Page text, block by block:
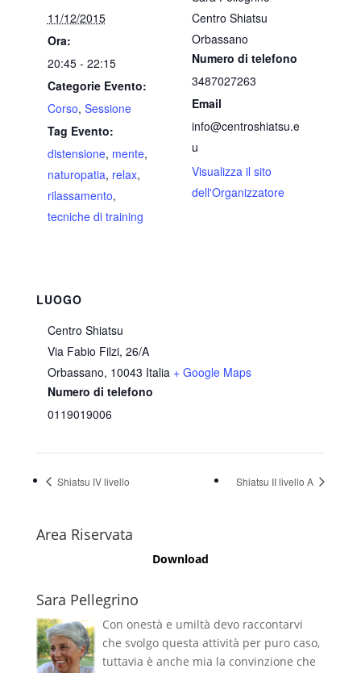
11/12/2015
Ora:
20:45 - 22:15
Categorie Evento:
Corso, Sessione
Tag Evento:
distensione, mente,
naturopatia, relax,
rilassamento,
tecniche di training
Centro Shiatsu
Orbassano
Numero di telefono
3487027263
Email
info@centroshiatsu.e
u
Visualizza il sito
dell'Organizzatore
LUOGO
Centro Shiatsu
Via Fabio Filzi, 26/A
Orbassano, 10043 Italia + Google Maps
Numero di telefono
0119019006
Shiatsu IV livello Shiatsu II livello A
Area Riservata
Download
Sara Pellegrino
Con onestà e umiltà devo raccontarvi
che svolgo questa attività per puro caso,
tuttavia è anche mia la convinzione che